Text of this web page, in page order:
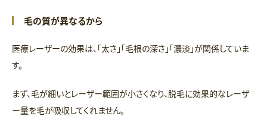
毛の質が異なるから
医療レーザーの効果は、「太さ」「毛根の深さ」「濃淡」が関係していま
す。
まず、毛が細いとレーザー範囲が小さくなり、脱毛に効果的なレーザ
ー量を毛が吸収してくれません。